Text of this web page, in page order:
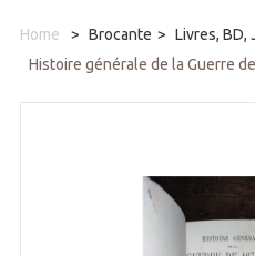
Home > Brocante > Livres, BD,
Histoire générale de la Guerre